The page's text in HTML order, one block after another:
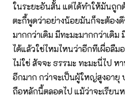
ในระยะอันสั้น แต่ได้ทำให้มันถูก
ตะกี้พูดว่าอย่างน้อยมันก็จะต้อง
มากกว่าเดิม มีทะมะมากกว่าเดิม
ได้แล้วใช่ไหมไหนว่าอีกทีเผื่อลื
ไม่ใช่ สัจจะ ธรรมะ ทะมะนี่ไป ห
อีกมาก กว่าจะเป็นผู้ใหญ่สูงอายุ
ถือหลักนี้ตลอดไป แม้ว่าจะเรียน